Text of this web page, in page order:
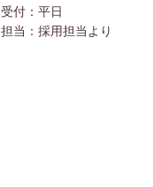
受付：平日
担当：採用担当より